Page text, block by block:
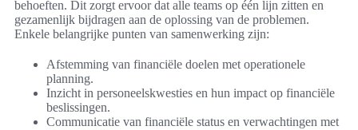
behoeften. Dit zorgt ervoor dat alle teams op één lijn zitten en
gezamenlijk bijdragen aan de oplossing van de problemen.
Enkele belangrijke punten van samenwerking zijn:
Afstemming van financiële doelen met operationele
planning.
Inzicht in personeelskwesties en hun impact op financiële
beslissingen.
Communicatie van financiële status en verwachtingen met